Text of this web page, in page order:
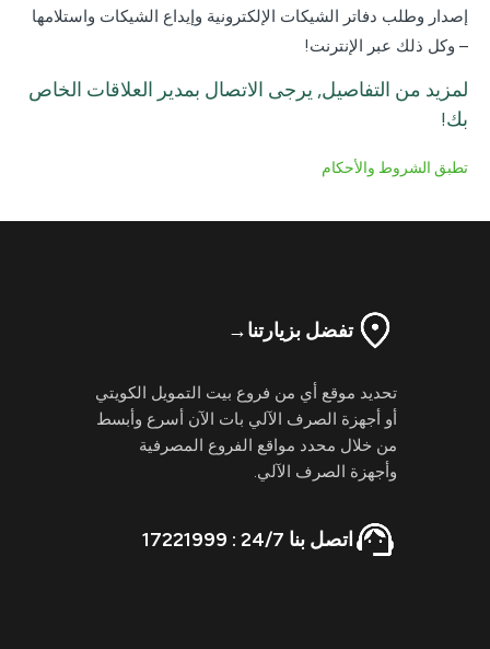
إصدار وطلب دفاتر الشيكات الإلكترونية وإيداع الشيكات واستلامها
– وكل ذلك عبر الإنترنت!
لمزيد من التفاصيل, يرجى الاتصال بمدير العلاقات الخاص
بك!
تطبق الشروط والأحكام
تفضل بزيارتنا→
تحديد موقع أي من فروع بيت التمويل الكويتي
أو أجهزة الصرف الآلي بات الآن أسرع وأبسط
من خلال محدد مواقع الفروع المصرفية
وأجهزة الصرف الآلي.
اتصل بنا 24/7 : 17221999